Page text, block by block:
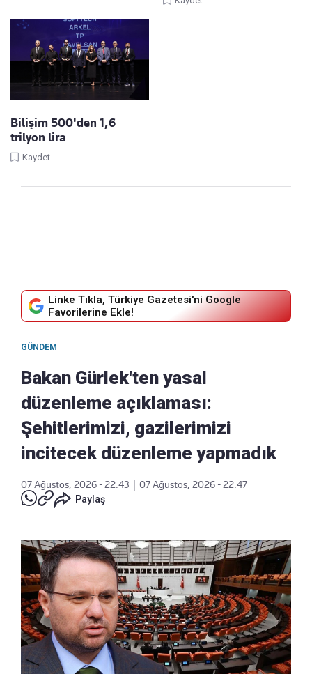
Bilişim 500'den 1,6
trilyon lira
Kaydet
Linke Tıkla, Türkiye Gazetesi'ni Google
Favorilerine Ekle!
GÜNDEM
Bakan Gürlek'ten yasal
düzenleme açıklaması:
Şehitlerimizi, gazilerimizi
incitecek düzenleme yapmadık
07 Ağustos, 2026 - 22:43
07 Ağustos, 2026 - 22:47
Paylaş